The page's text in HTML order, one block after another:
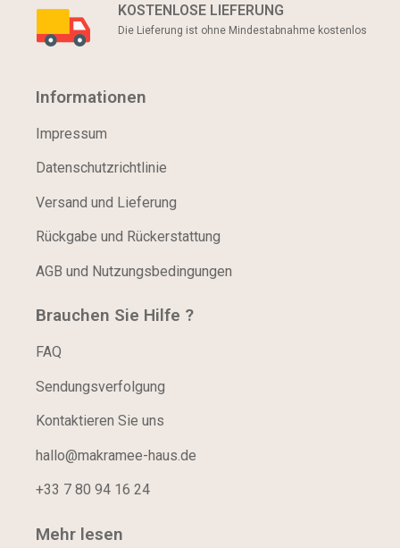
KOSTENLOSE LIEFERUNG
Die Lieferung ist ohne Mindestabnahme kostenlos
Informationen
Impressum
Datenschutzrichtlinie
Versand und Lieferung
Rückgabe und Rückerstattung
AGB und Nutzungsbedingungen
Brauchen Sie Hilfe ?
FAQ
Sendungsverfolgung
Kontaktieren Sie uns
hallo@makramee-haus.de
+33 7 80 94 16 24
Mehr lesen